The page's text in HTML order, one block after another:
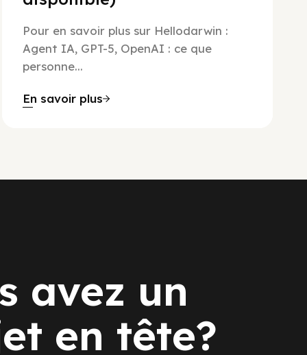
Pour en savoir plus sur Hellodarwin :
Agent IA, GPT-5, OpenAI : ce que
personne...
En savoir plus
avez un
en tête?